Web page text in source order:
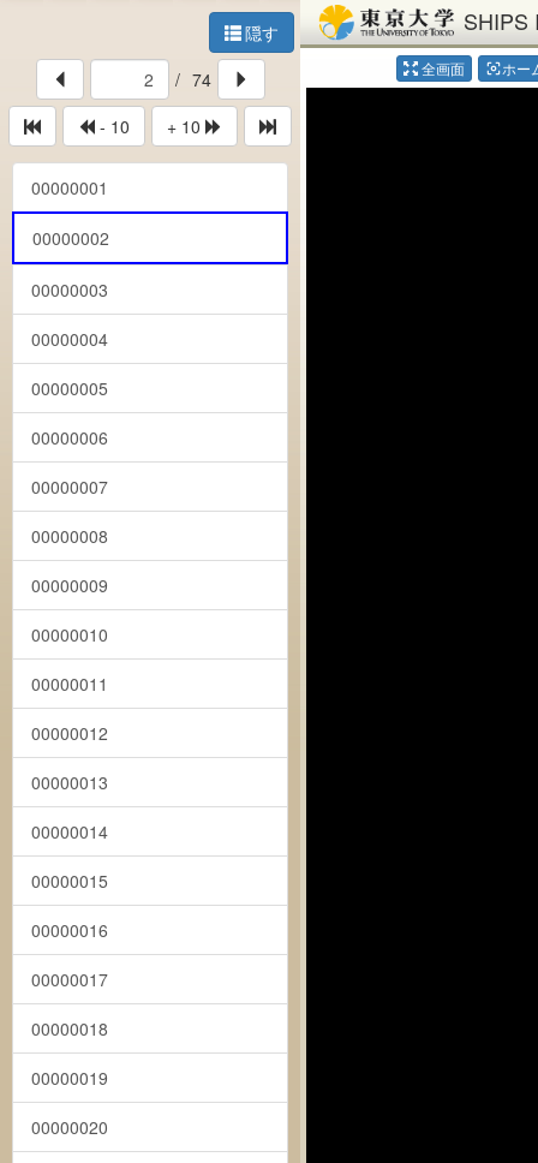
隠す
/ 74
- 10
+ 10
00000001
00000002
00000003
00000004
00000005
00000006
00000007
00000008
00000009
00000010
00000011
00000012
00000013
00000014
00000015
00000016
00000017
00000018
00000019
00000020
SHIPS
全画面 center_focus_weakホー